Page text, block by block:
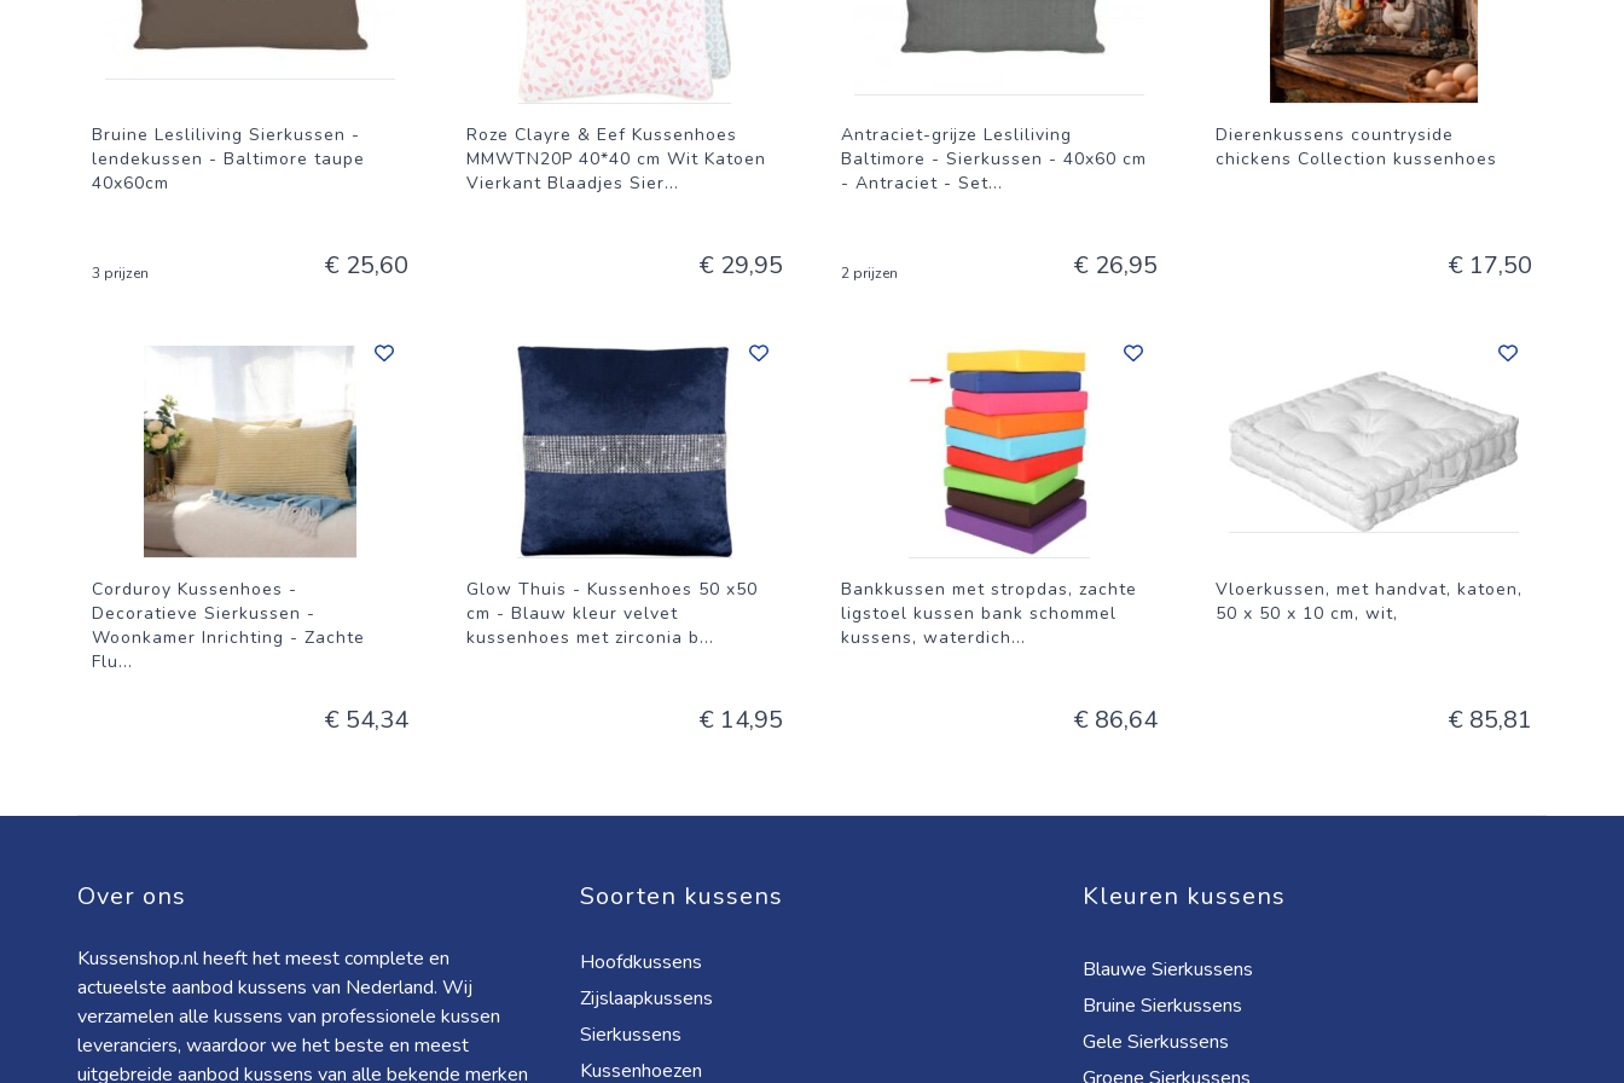
massaproduct, maar een stukje kunst voor in huis. Wacht niet langer en geef je interieur een upgrade met deze sfeervolle en
comfortabele handgemaakte poef. Bestel hem vandaag nog en geniet binnenkort van de unieke sfeer en het zitcomfort die hij te
bieden heeft!
Bruine Lesliliving Sierkussen -
lendekussen - Baltimore taupe
40x60cm
3 prijzen € 25,60
Roze Clayre & Eef Kussenhoes
MMWTN20P 40*40 cm Wit Katoen
Vierkant Blaadjes Sier...
€ 29,95
Antraciet-grijze Lesliliving
Baltimore - Sierkussen - 40x60 cm
- Antraciet - Set...
2 prijzen € 26,95
Dierenkussens countryside
chickens Collection kussenhoes
€ 17,50
Corduroy Kussenhoes -
Decoratieve Sierkussen -
Woonkamer Inrichting - Zachte
Flu...
€ 54,34
Glow Thuis - Kussenhoes 50 x50
cm - Blauw kleur velvet
kussenhoes met zirconia b...
€ 14,95
Bankkussen met stropdas, zachte
ligstoel kussen bank schommel
kussens, waterdich...
€ 86,64
Vloerkussen, met handvat, katoen,
50 x 50 x 10 cm, wit,
€ 85,81
Over ons
Kussenshop.nl heeft het meest complete en
actueelste aanbod kussens van Nederland. Wij
verzamelen alle kussens van professionele kussen
leveranciers, waardoor we het beste en meest
uitgebreide aanbod kussens van alle bekende merken
Soorten kussens
Hoofdkussens
Zijslaapkussens
Sierkussens
Kussenhoezen
Kleuren kussens
Blauwe Sierkussens
Bruine Sierkussens
Gele Sierkussens